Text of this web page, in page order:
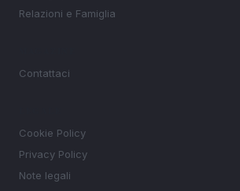
Relazioni e Famiglia
Contattaci
Cookie Policy
Privacy Policy
Note legali